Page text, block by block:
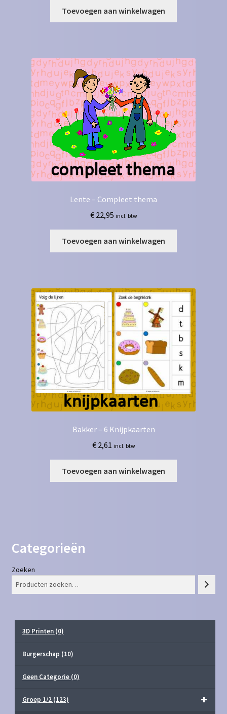
Toevoegen aan winkelwagen
Lente – Compleet thema
€22,95 incl. btw
Toevoegen aan winkelwagen
Bakker – 6 Knijpkaarten
€2,61 incl. btw
Toevoegen aan winkelwagen
Categorieën
Zoeken
3D Printen (0)
Burgerschap (10)
Geen Categorie (0)
Groep 1/2 (123)